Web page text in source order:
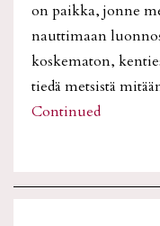
on paikka, jonne
nauttimaan
koskematon,
tiedä metsistä
Continued